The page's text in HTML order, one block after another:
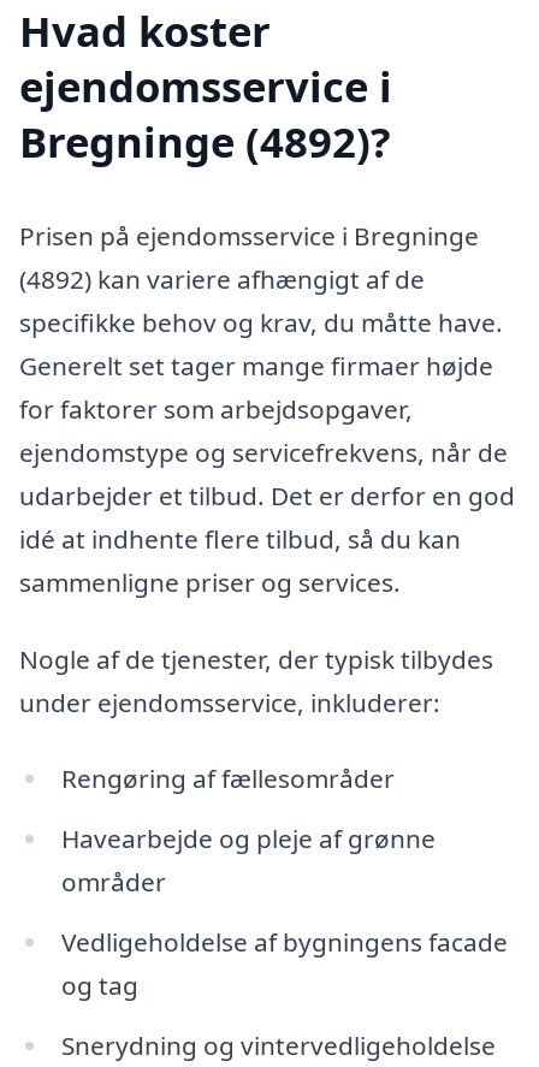
Hvad koster
ejendomsservice i
Bregninge (4892)?
Prisen på ejendomsservice i Bregninge
(4892) kan variere afhængigt af de
specifikke behov og krav, du måtte have.
Generelt set tager mange firmaer højde
for faktorer som arbejdsopgaver,
ejendomstype og servicefrekvens, når de
udarbejder et tilbud. Det er derfor en god
idé at indhente flere tilbud, så du kan
sammenligne priser og services.
Nogle af de tjenester, der typisk tilbydes
under ejendomsservice, inkluderer:
Rengøring af fællesområder
Havearbejde og pleje af grønne
områder
Vedligeholdelse af bygningens facade
og tag
Snerydning og vintervedligeholdelse